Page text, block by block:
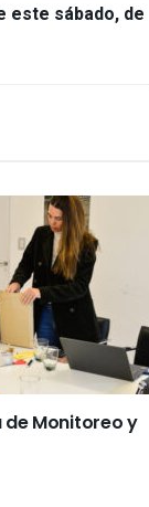
este sábado, de
de Monitoreo y